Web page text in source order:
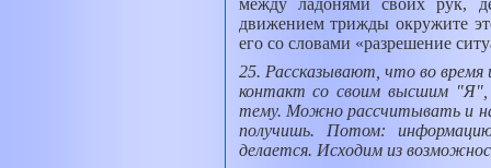
между ладонями своих рук,
движением трижды окружите
его со словами «разрешение
25. Рассказывают, что во
контакт со своим высшим "Я",
тему. Можно рассчитывать и на
получишь. Потом:
делается. Исходим из